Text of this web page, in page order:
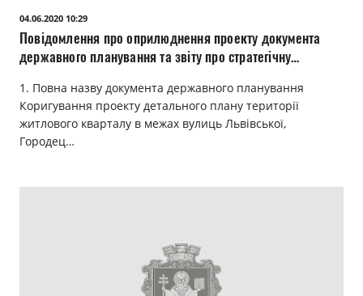
04.06.2020 10:29
Повідомлення про оприлюднення проекту документа
державного планування та звіту про стратегічну
1. Повна назву документа державного планування
Коригування проекту детального плану території
житлового кварталу в межах вулиць Львівської,
Городец…